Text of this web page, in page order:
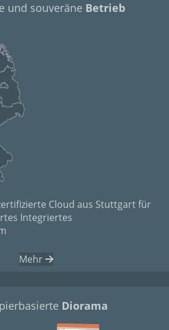
und souveräne Betrieb
Cloud aus Stuttgart für
Integriertes
Mehr
Diorama